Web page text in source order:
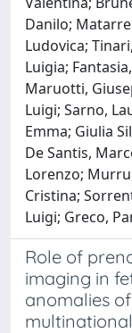
Danilo;
Ludovica;
Luigia;
Maruotti,
Luigi; Sarno,
Emma; Giulia
De Santis,
Lorenzo;
Cristina;
Luigi; Greco,
Role of
imaging in
anomalies